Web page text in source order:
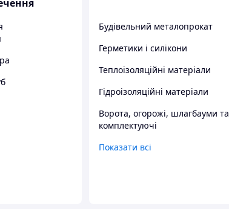
Будівельний металопрокат
Герметики і силікони
Теплоізоляційні матеріали
Гідроізоляційні матеріали
Ворота, огорожі, шлагбауми та
комплектуючі
Показати всі